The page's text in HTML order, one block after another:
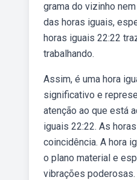
grama do vizinho
das horas iguais,
horas iguais 22:22
trabalhando.
Assim, é uma hora
significativo e
atenção ao que está
iguais 22:22. As
coincidência. A hora
o plano material e
vibrações poderosas.